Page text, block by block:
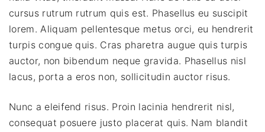
cursus rutrum rutrum quis est. Phasellus eu suscipit
lorem. Aliquam pellentesque metus orci, eu hendrerit
turpis congue quis. Cras pharetra augue quis turpis
auctor, non bibendum neque gravida. Phasellus nisl
lacus, porta a eros non, sollicitudin auctor risus.
Nunc a eleifend risus. Proin lacinia hendrerit nisl,
consequat posuere justo placerat quis. Nam blandit